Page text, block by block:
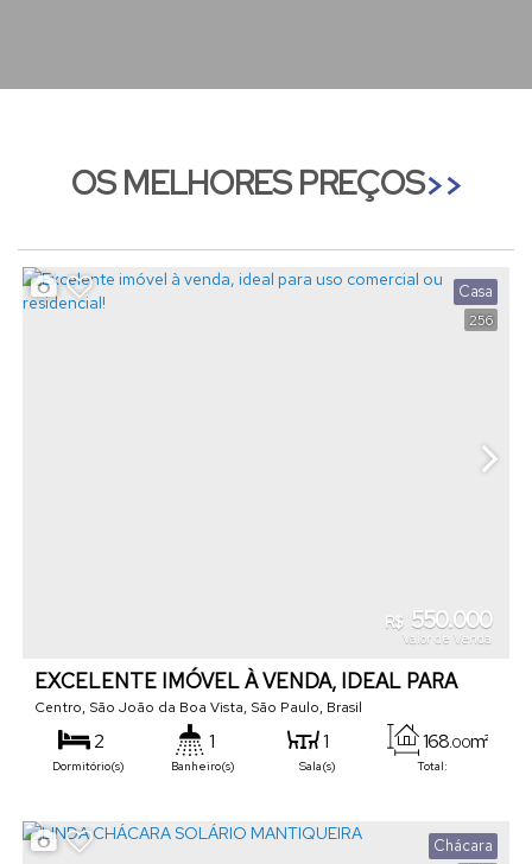
OS MELHORES PREÇOS
256
Casa
R$ 550.000
Valor de Venda
EXCELENTE IMÓVEL À VENDA, IDEAL PARA
USO COMERCIAL OU RESIDENCIAL!
Centro, São João da Boa Vista, São Paulo, Brasil
2
Dormitório(s)
1
Banheiro(s)
1
Sala(s) Total:
168.00m²
Chácara